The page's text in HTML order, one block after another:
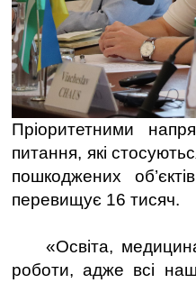
Пріоритетними
питання, які
пошкоджених
перевищує 16 тисяч.
«Освіта,
роботи, адже всі